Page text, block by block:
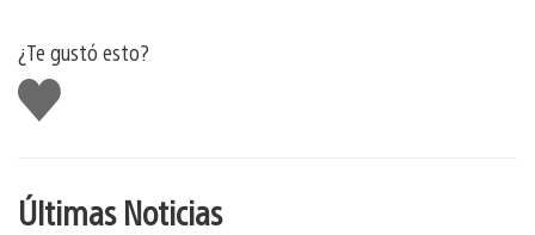
¿Te gustó esto?
Me
gusta
Últimas Noticias